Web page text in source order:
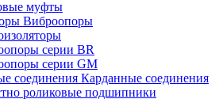
муфты
Виброопоры
серии BR
серии GM
Карданные соединения